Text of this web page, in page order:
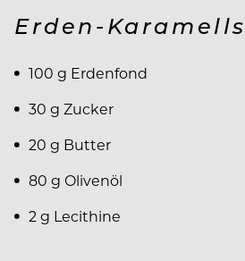
Erden-
100 g Erdenfond
30 g Zucker
20 g Butter
80 g Olivenöl
2 g Lecithine